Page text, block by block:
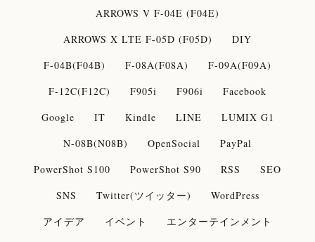
ARROWS V F-04E (F04E)
ARROWS X LTE F-05D (F05D)
DIY
F-04B(F04B)
F-08A(F08A)
F-09A(F09A)
F-12C(F12C)
F905i F906i
Facebook
Google
IT Kindle LINE
LUMIX G1
N-08B(N08B)
OpenSocial
PayPal
PowerShot S100
PowerShot S90 RSS
SEO
SNS
Twitter(ツイッター)
WordPress
アイデア
イベント
エンターテインメント